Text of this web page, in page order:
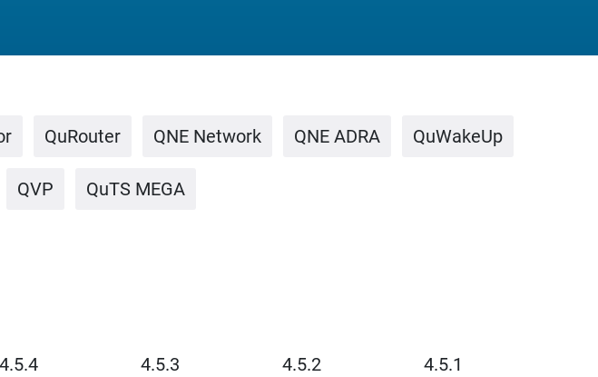
QuRouter QNE Network QNE ADRA QuWakeUp
QVP QuTS MEGA
4.5.4 4.5.3 4.5.2 4.5.1